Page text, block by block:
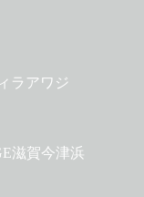
ラアワジ
滋賀今津浜